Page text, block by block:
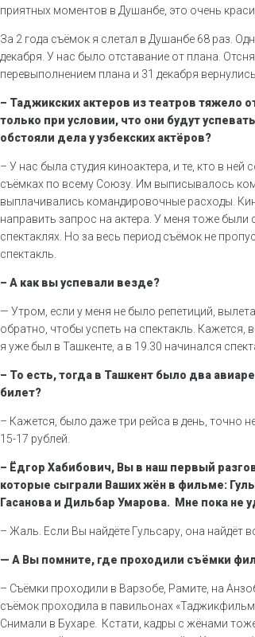
приятных моментов в Душанбе, это очень
За 2 года съёмок я слетал в Душанбе 68 раз.
декабря. У нас было отставание от плана.
перевыполнением плана и 31 декабря
– Таджикских актеров из театров тяжело
только при условии, что они будут
обстояли дела у узбекских актёров?
– У нас была студия киноактера, и те, кто в ней
съёмках по всему Союзу. Им выписывалось
выплачивались командировочные расходы.
направить запрос на актера. У меня тоже были
спектаклях. Но за весь период съёмок не
спектакль.
– А как вы успевали везде?
— Утром, если у меня не было репетиций,
обратно, чтобы успеть на спектакль. Кажется,
я уже был в Ташкенте, а в 19.30 начинался
– То есть, тогда в Ташкент было два
билет?
– Кажется, было даже три рейса в день, точно
15-17 рублей.
– Ёдгор Хабибович, Вы в наш первый
которые сыграли Ваших жён в фильме:
Гасанова и Дильбар Умарова. Мне пока не
– Жаль. Если Вы найдёте Гульсару, она найдёт
— А Вы помните, где проходили съёмки
– Съёмки проходили в Варзобе, Рамите, на
съёмок проходила в павильонах
Снимали в Бухаре. Кстати, кадры с жёнами